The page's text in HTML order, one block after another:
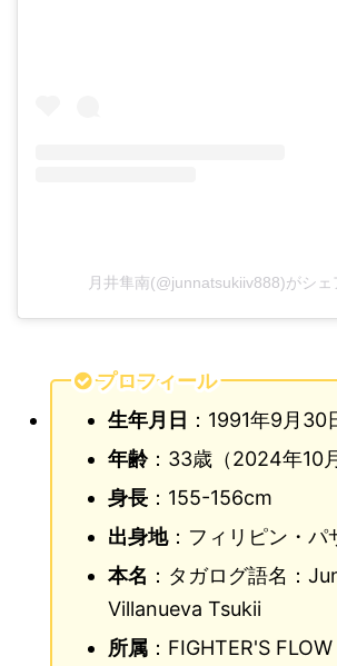
月井隼南(@junnatsukiiv888)がシェ
プロフィール
生年月日 ：1991年9月30
年齢：33歳（2024年10
身長 ：155-156cm
出身地：フィリピン・パ
本名 ：タガログ語名：
Villanueva Tsukii
所属 ：FIGHTER'S FLOW